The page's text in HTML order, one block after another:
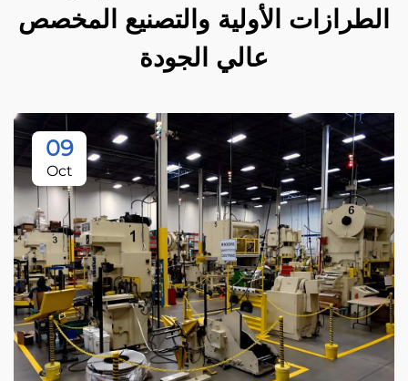
الطرازات الأولية والتصنيع المخصص
عالي الجودة
09
Oct